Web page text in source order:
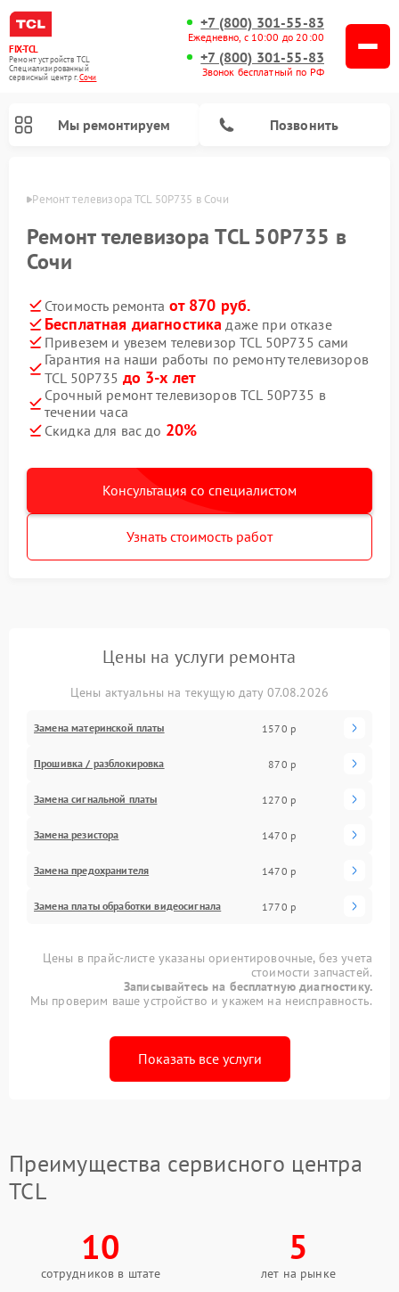
FIX-TCL
Ремонт устройств TCL
Специализированный
cервисный центр г.Сочи
+7 (800) 301-55-83
Ежедневно, с 10:00 до 20:00
+7 (800) 301-55-83
Звонок бесплатный по РФ
Мы ремонтируем Позвонить
Сочи Ремонт телевизора TCL 50P735 в Сочи
Ремонт телевизора TCL 50P735 в
Сочи
Стоимость ремонта от 870 руб.
Бесплатная диагностика даже при отказе
Привезем и увезем телевизор TCL 50P735 сами
Гарантия на наши работы по ремонту телевизоров
TCL 50P735 до 3-х лет
Срочный ремонт телевизоров TCL 50P735 в
течении часа
Скидка для вас до 20%
Консультация со специалистом
Узнать стоимость работ
Цены на услуги ремонта
Цены актуальны на текущую дату 07.08.2026
Замена материнской платы 1570 р
Прошивка / разблокировка 870 р
Замена сигнальной платы 1270 р
Замена резистора 1470 р
Замена предохранителя 1470 р
Замена платы обработки видеосигнала 1770 р
Цены в прайс-листе указаны ориентировочные, без учета
стоимости запчастей.
Записывайтесь на бесплатную диагностику.
Мы проверим ваше устройство и укажем на неисправность.
Показать все услуги
Преимущества сервисного центра
TCL
10
сотрудников в штате
5
лет на рынке